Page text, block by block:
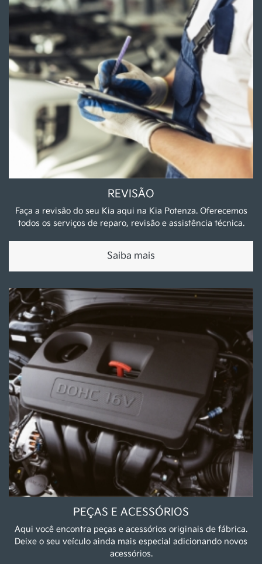
REVISÃO
Faça a revisão do seu Kia aqui na Kia Potenza. Oferecemos
todos os serviços de reparo, revisão e assistência técnica.
Saiba mais
PEÇAS E ACESSÓRIOS
Aqui você encontra peças e acessórios originais de fábrica.
Deixe o seu veículo ainda mais especial adicionando novos
acessórios.